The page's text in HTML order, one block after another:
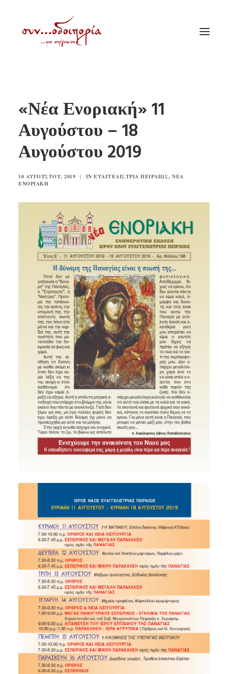
ΘΕΜΑΤΟΛΟΓΙΑ
ΑΝΑΚΟΙΝΩΣΕΙΣ
ΕΝΟΡΙΑ ΕΝ ΔΡΑΣΕΙ
ΕΥΑΓΓΕΛΙΣΤΡΙΑ ΠΕΙΡΑΙΏΣ
VIDEO
ΠΑΛΑΙΑ ΣΥΝΟΔΟΙΠΟΡΙΑ
ΕΠΙΚΟΙΝΩΝΙΑ
SEARCH
«Νέα Ενοριακή» 11
Αυγούστου – 18
Αυγούστου 2019
10 ΑΥΓΟΎΣΤΟΥ, 2019 | IN ΕΥΑΓΓΕΛΊΣΤΡΙΑ ΠΕΙΡΑΙΏΣ, ΝΈΑ
ΕΝΟΡΙΑΚΉ